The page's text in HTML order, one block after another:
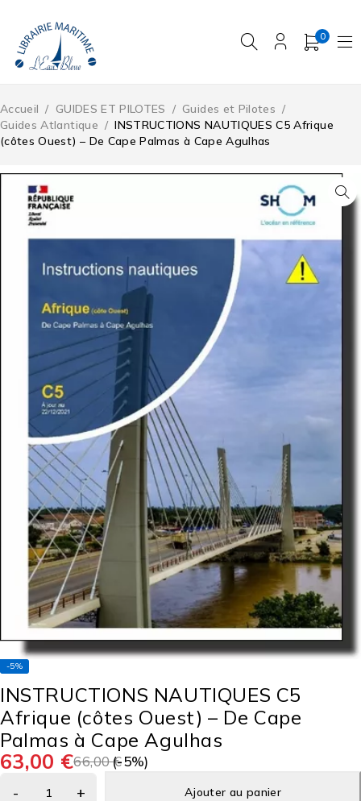
0
Accueil / GUIDES ET PILOTES / Guides et Pilotes /
Guides Atlantique / INSTRUCTIONS NAUTIQUES C5 Afrique
(côtes Ouest) – De Cape Palmas à Cape Agulhas
-5%
INSTRUCTIONS NAUTIQUES C5
Afrique (côtes Ouest) – De Cape
Palmas à Cape Agulhas
66,00€
63,00 € (-5%)
Ajouter au panier